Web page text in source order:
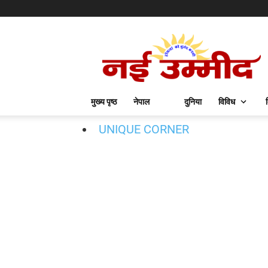
मुख्य पृष्ठ नेपाल दुनिया विविध
UNIQUE CORNER